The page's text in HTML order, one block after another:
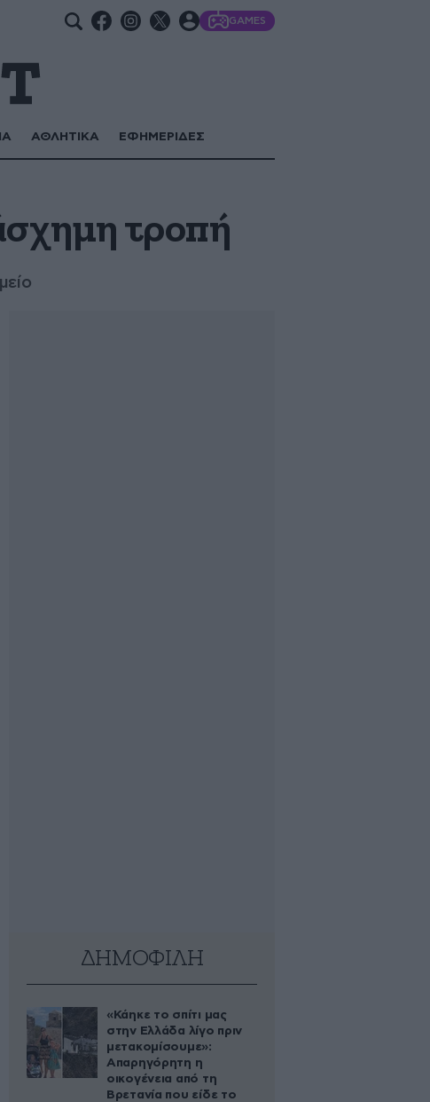
GAMES
ΑΘΛΗΤΙΚΑ ΕΦΗΜΕΡΙΔΕΣ
τροπή
ΔΗΜΟΦΙΛΗ
«Κάηκε το σπίτι μας
στην Ελλάδα λίγο πριν
μετακομίσουμε»:
Απαρηγόρητη η
οικογένεια από τη
Βρετανία που είδε το